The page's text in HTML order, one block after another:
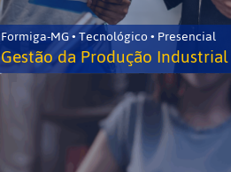
Formiga-MG • Tecnológico • Presencial
Gestão da Produção Industrial